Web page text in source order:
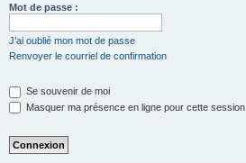
Mot de passe :
J’ai oublié mon mot de passe
Renvoyer le courriel de confirmation
Se souvenir de moi
Masquer ma présence en ligne pour cette session